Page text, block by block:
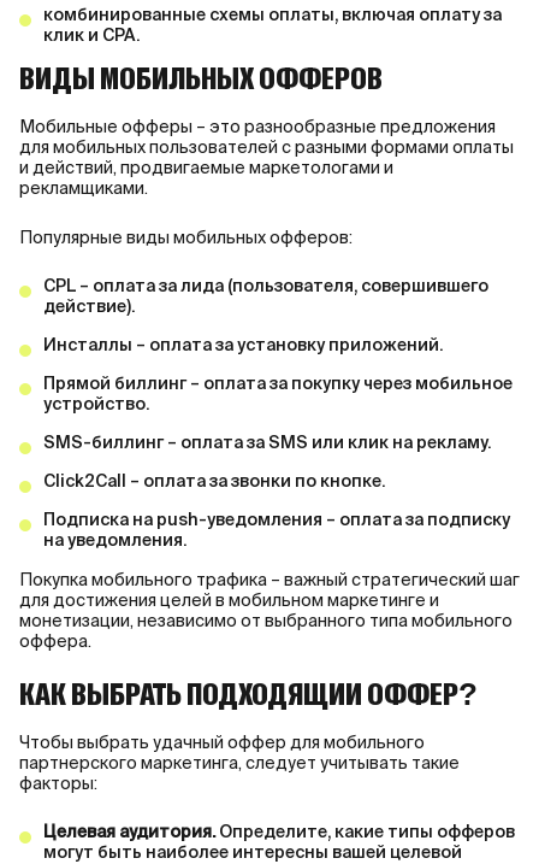
комбинированные схемы оплаты, включая оплату за
клик и CPA.
ВИДЫ МОБИЛЬНЫХ ОФФЕРОВ
Мобильные офферы – это разнообразные предложения
для мобильных пользователей с разными формами оплаты
и действий, продвигаемые маркетологами и
рекламщиками.
Популярные виды мобильных офферов:
CPL – оплата за лида (пользователя, совершившего
действие).
Инсталлы – оплата за установку приложений.
Прямой биллинг – оплата за покупку через мобильное
устройство.
SMS-биллинг – оплата за SMS или клик на рекламу.
Click2Call – оплата за звонки по кнопке.
Подписка на push-уведомления – оплата за подписку
на уведомления.
Покупка мобильного трафика – важный стратегический шаг
для достижения целей в мобильном маркетинге и
монетизации, независимо от выбранного типа мобильного
оффера.
КАК ВЫБРАТЬ ПОДХОДЯЩИЙ ОФФЕР?
Чтобы выбрать удачный оффер для мобильного
партнерского маркетинга, следует учитывать такие
факторы:
Целевая аудитория.Определите, какие типы офферов
могут быть наиболее интересны вашей целевой